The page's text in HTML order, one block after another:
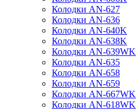
Колодки AN-627
Колодки AN-636
Колодки AN-640K
Колодки AN-638K
Колодки AN-639WK
Колодки AN-635
Колодки AN-658
Колодки AN-659
Колодки AN-667WK
Колодки AN-618WK